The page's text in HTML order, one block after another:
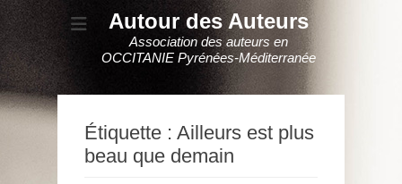
Autour des Auteurs
Association des auteurs en
OCCITANIE Pyrénées-Méditerranée
Étiquette : Ailleurs est plus
beau que demain